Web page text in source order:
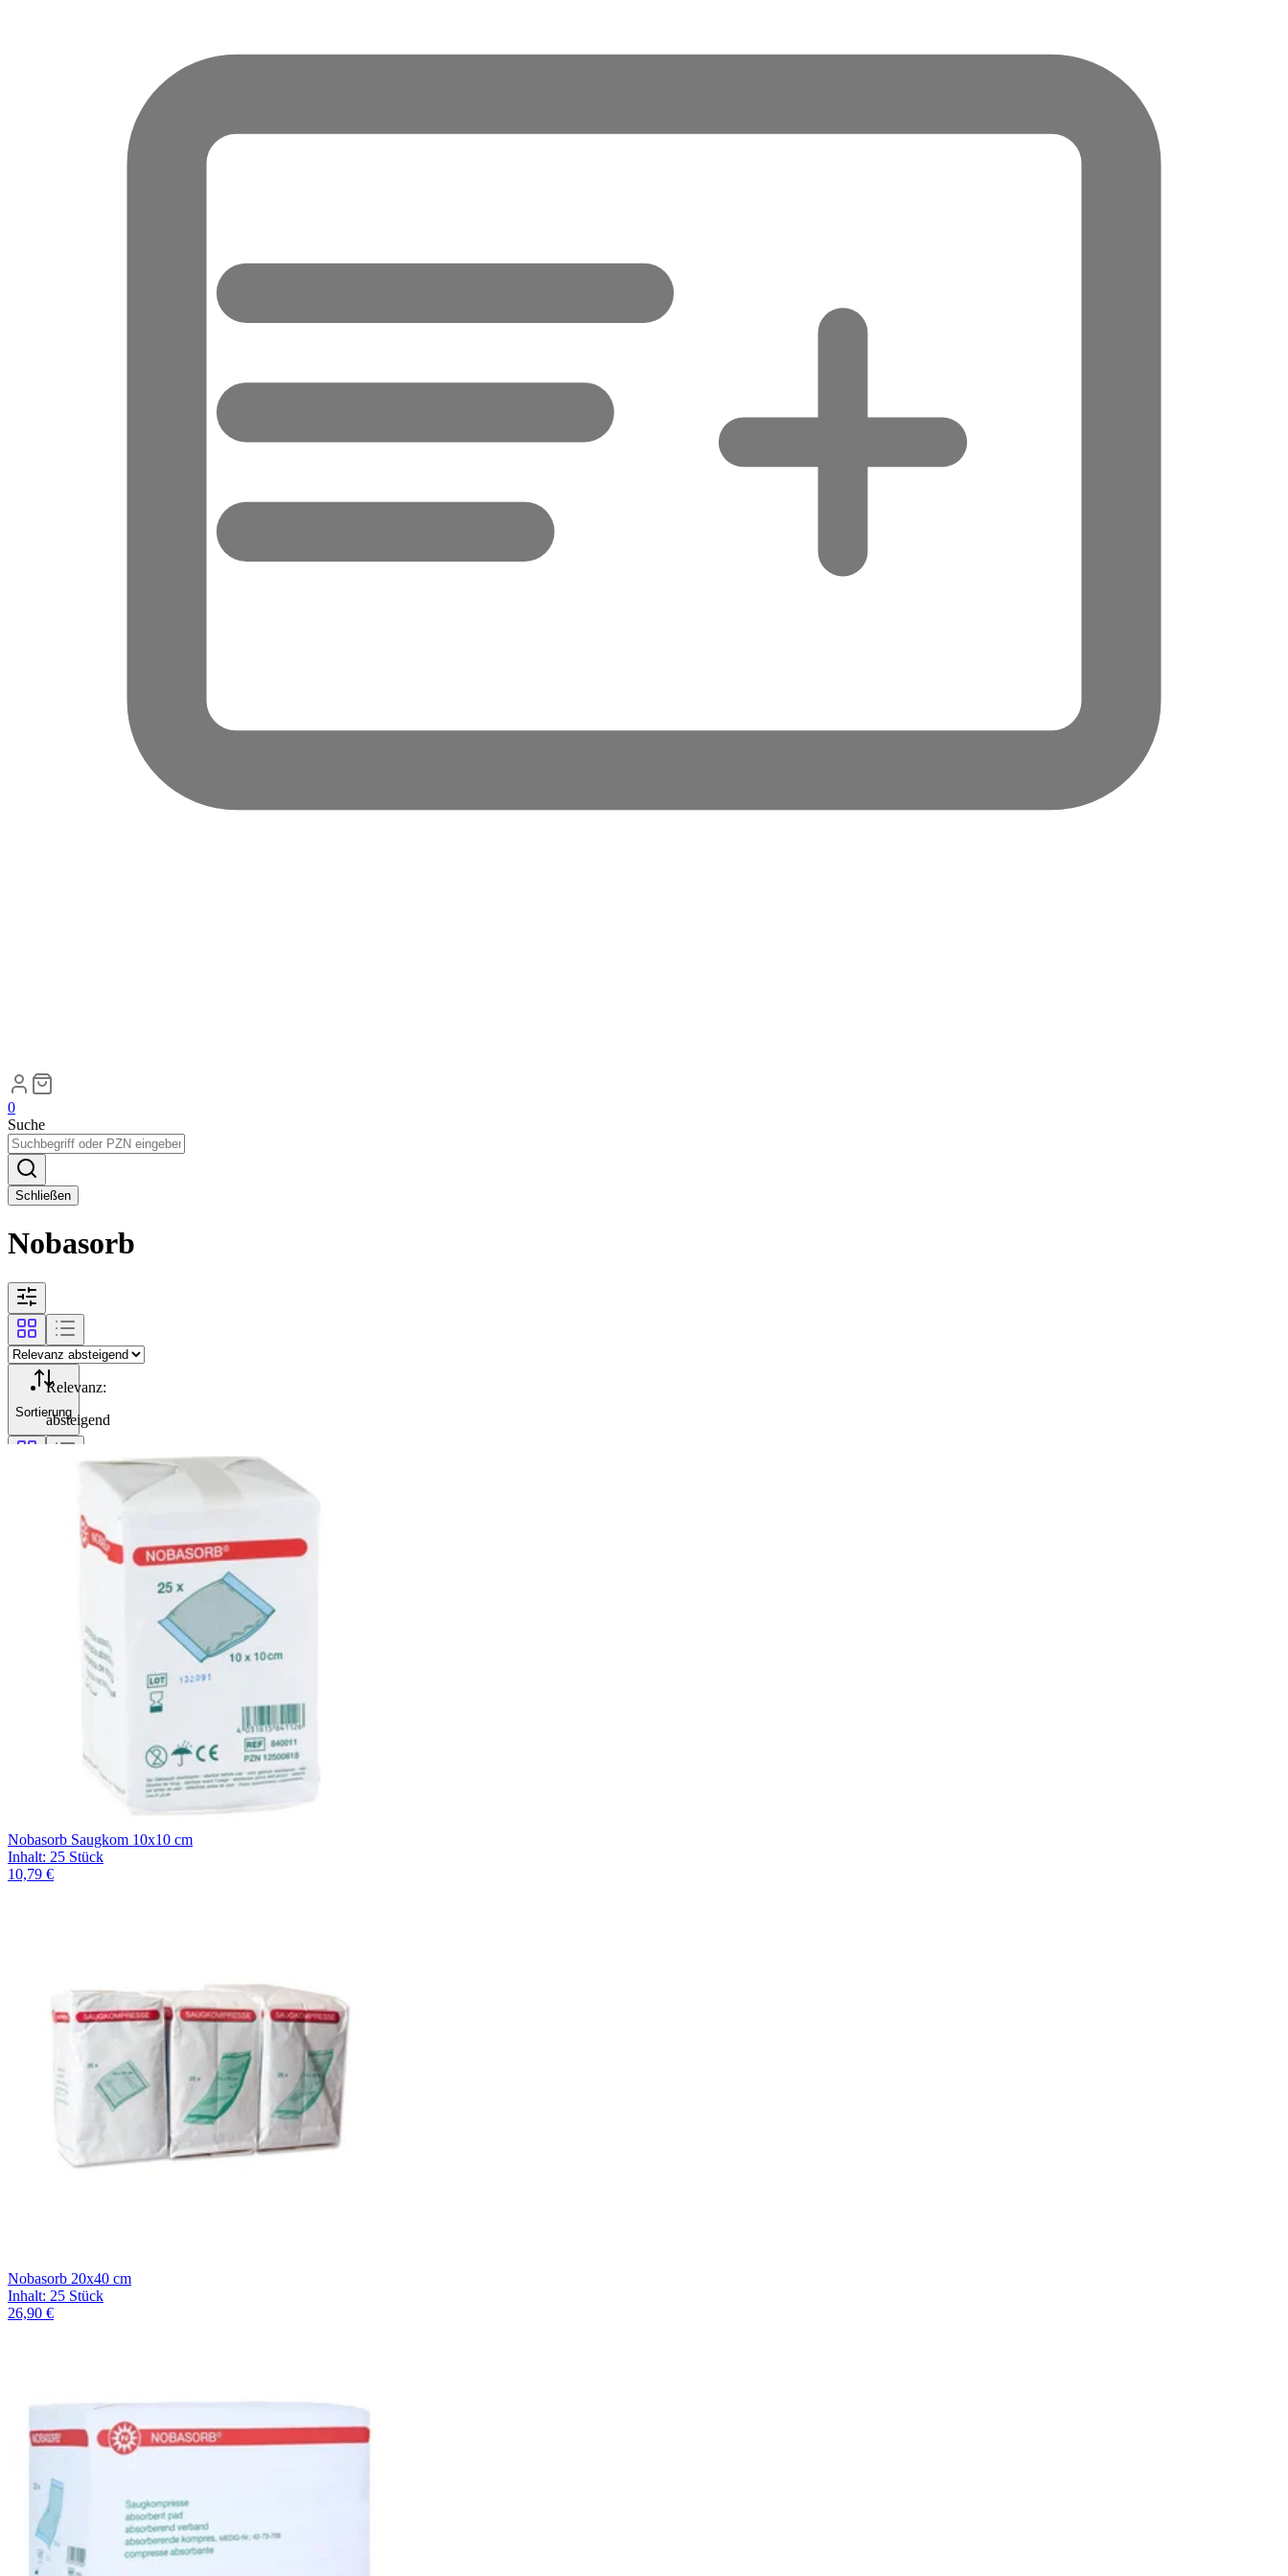
0
Suche
Schließen
Nobasorb
Sortierung
Relevanz:
absteigend
Nobasorb Saugkom 10x10 cm
Inhalt: 25 Stück
10,79 €
Nobasorb 20x40 cm
Inhalt: 25 Stück
26,90 €